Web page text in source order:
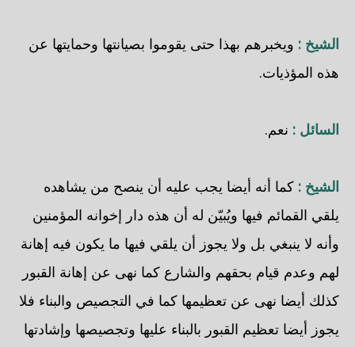
الشيخ : ويخبرهم بهذا حتى يقوموا بصيانتها وحمايتها عن
هذه المؤذيات.
السائل : نعم.
الشيخ : كما أنه أيضا يجب عليه أن ينصح من يشاهده
يلقي القمائم فيها ويُبيّن له أن هذه دار إخوانه المؤمنين
وأنه لا ينبغي بل ولا يجوز أن يلقي فيها ما يكون فيه إهانة
لهم وعدم قيام بحقهم والشارع كما نهى عن إهانة القبور
كذلك أيضا نهى عن تعظيمها كما في التجصيص والبناء فلا
يجوز أيضا تعظيم القبور بالبناء عليها وتجصيصها وإشادتها